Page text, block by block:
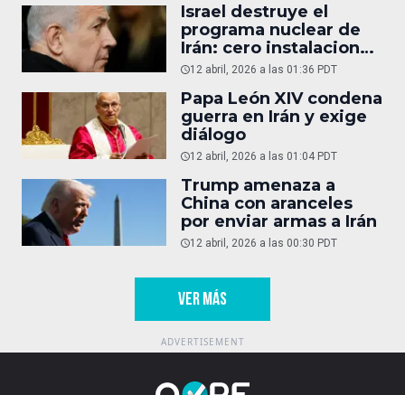
Israel destruye el
programa nuclear de
Irán: cero instalaciones
operativas
12 abril, 2026 a las 01:36 PDT
Papa León XIV condena
guerra en Irán y exige
diálogo
12 abril, 2026 a las 01:04 PDT
Trump amenaza a
China con aranceles
por enviar armas a Irán
12 abril, 2026 a las 00:30 PDT
VER MÁS